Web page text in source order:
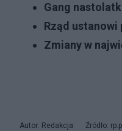
Gang
Rząd ustanowi
Zmiany w
Autor: Redakcja Źródło: rp.pl